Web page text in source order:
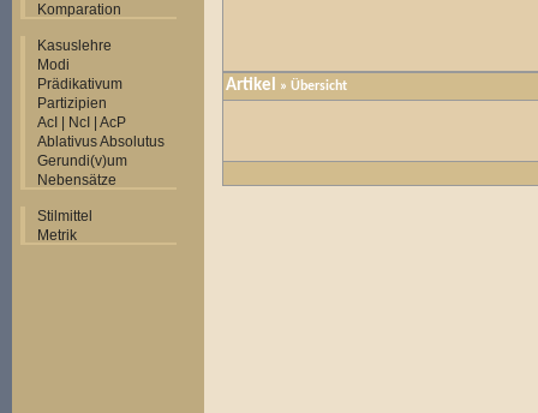
Komparation
Kasuslehre
Modi
Prädikativum
Partizipien
AcI | NcI | AcP
Ablativus Absolutus
Gerundi(v)um
Nebensätze
Stilmittel
Metrik
Artikel » Übersicht